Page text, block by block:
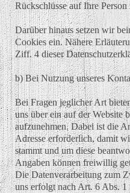
Rückschlüsse auf Ihre Person
Darüber hinaus setzen wir
Cookies ein. Nähere
Ziff. 4 dieser
b) Bei Nutzung unseres
Bei Fragen jeglicher Art
uns über ein auf der Website
aufzunehmen. Dabei ist die
Adresse erforderlich, damit
stammt und um diese
Angaben können freiwillig
Die Datenverarbeitung zum
uns erfolgt nach Art. 6 Abs.